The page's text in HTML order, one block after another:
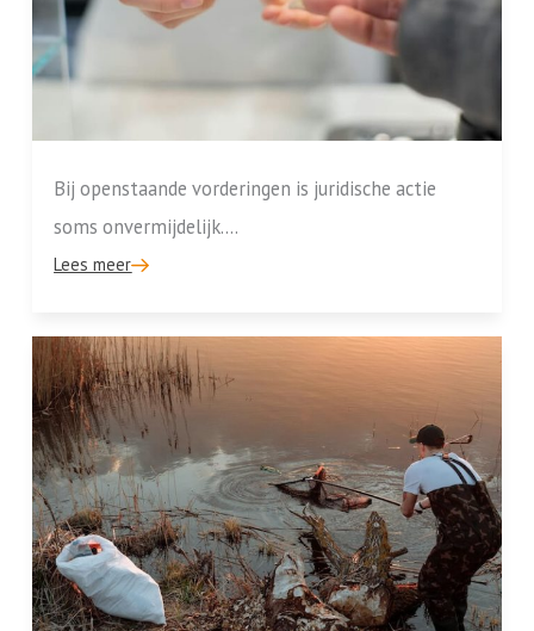
Bij openstaande vorderingen is juridische actie
soms onvermijdelijk....
Lees meer